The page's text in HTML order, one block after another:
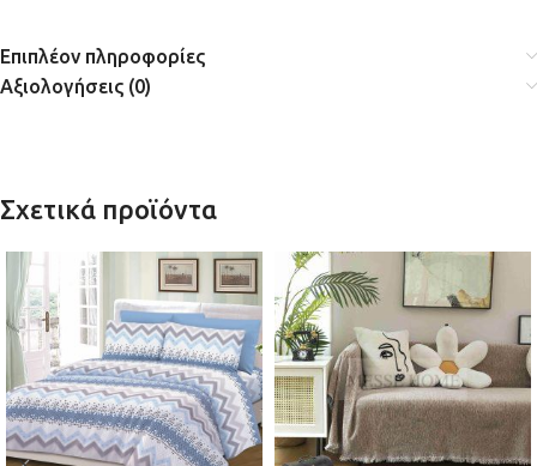
Επιπλέον πληροφορίες
Αξιολογήσεις (0)
Σχετικά προϊόντα